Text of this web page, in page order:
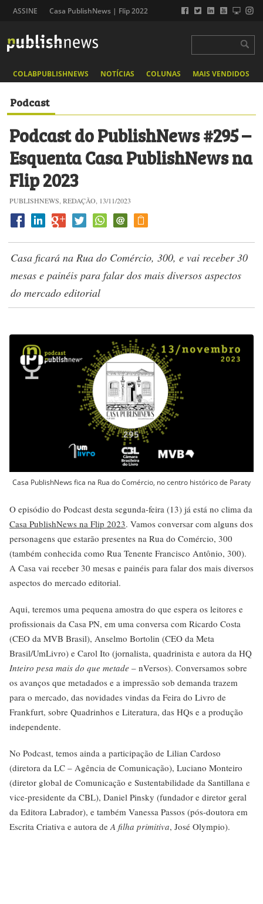
ASSINE Casa PublishNews | Flip 2022
COLABPUBLISHNEWS NOTÍCIAS COLUNAS MAIS VENDIDOS
Podcast
Podcast do PublishNews #295 –
Esquenta Casa PublishNews na
Flip 2023
PUBLISHNEWS, REDAÇÃO, 13/11/2023
Casa ficará na Rua do Comércio, 300, e vai receber 30
mesas e painéis para falar dos mais diversos aspectos
do mercado editorial
Casa PublishNews fica na Rua do Comércio, no centro histórico de Paraty
O episódio do Podcast desta segunda-feira (13) já está no clima da
Casa PublishNews na Flip 2023. Vamos conversar com alguns dos
personagens que estarão presentes na Rua do Comércio, 300
(também conhecida como Rua Tenente Francisco Antônio, 300).
A Casa vai receber 30 mesas e painéis para falar dos mais diversos
aspectos do mercado editorial.
Aqui, teremos uma pequena amostra do que espera os leitores e
profissionais da Casa PN, em uma conversa com Ricardo Costa
(CEO da MVB Brasil), Anselmo Bortolin (CEO da Meta
Brasil/UmLivro) e Carol Ito (jornalista, quadrinista e autora da HQ
Inteiro pesa mais do que metade – nVersos). Conversamos sobre
os avanços que metadados e a impressão sob demanda trazem
para o mercado, das novidades vindas da Feira do Livro de
Frankfurt, sobre Quadrinhos e Literatura, das HQs e a produção
independente.
No Podcast, temos ainda a participação de Lilian Cardoso
(diretora da LC – Agência de Comunicação), Luciano Monteiro
(diretor global de Comunicação e Sustentabilidade da Santillana e
vice-presidente da CBL), Daniel Pinsky (fundador e diretor geral
da Editora Labrador), e também Vanessa Passos (pós-doutora em
Escrita Criativa e autora de A filha primitiva, José Olympio).